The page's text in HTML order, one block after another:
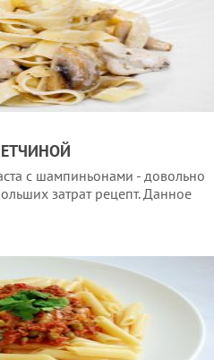
с шампиньонами - довольно
затрат рецепт. Данное